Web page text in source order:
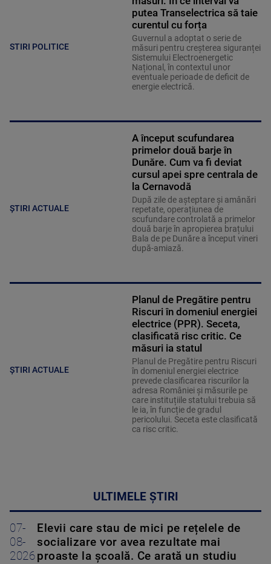
STIRI POLITICE
putea Transelectrica să taie
curentul cu forța
Guvernul a adoptat o serie de
măsuri pentru creșterea siguranței
Sistemului Electroenergetic
Național, în contextul unor
eventuale perioade de deficit de
energie electrică.
ȘTIRI ACTUALE
A început scufundarea
primelor două barje în
Dunăre. Cum va fi deviat
cursul apei spre centrala de
la Cernavodă
După zile de așteptare și amânări
repetate, operațiunea de
scufundare controlată a primelor
două barje în apropierea brațului
Bala de pe Dunăre a început vineri
după-amiază.
ȘTIRI ACTUALE
Planul de Pregătire pentru
Riscuri în domeniul energiei
electrice (PPR). Seceta,
clasificată risc critic. Ce
măsuri ia statul
Planul de Pregătire pentru Riscuri
în domeniul energiei electrice
prevede clasificarea riscurilor la
adresa României și măsurile pe
care instituțiile statului trebuia să
le ia, în funcție de gradul
pericolului. Seceta este clasificată
ca risc critic.
ULTIMELE ȘTIRI
07-
08-
2026
Elevii care stau de mici pe rețelele de
socializare vor avea rezultate mai
proaste la școală. Ce arată un studiu